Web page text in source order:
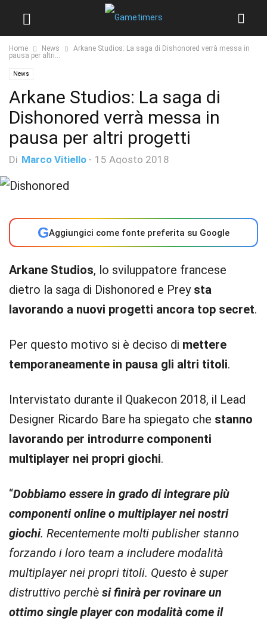
Home News
Arkane Studios: La saga di Dishonored verrà messa in
pausa per altri...
News
Arkane Studios: La saga di
Dishonored verrà messa in
pausa per altri progetti
Di Marco Vitiello - 15 Agosto 2018
GAggiungici come fonte preferita su Google
Arkane Studios, lo sviluppatore francese
dietro la saga di Dishonored e Prey sta
lavorando a nuovi progetti ancora top secret.
Per questo motivo si è deciso di mettere
temporaneamente in pausa gli altri titoli.
Intervistato durante il Quakecon 2018, il Lead
Designer Ricardo Bare ha spiegato che stanno
lavorando per introdurre componenti
multiplayer nei propri giochi.
“Dobbiamo essere in grado di integrare più
componenti online o multiplayer nei nostri
giochi. Recentemente molti publisher stanno
forzando i loro team a includere modalità
multiplayer nei propri titoli. Questo è super
distruttivo perchè si finirà per rovinare un
ottimo single player con modalità come il